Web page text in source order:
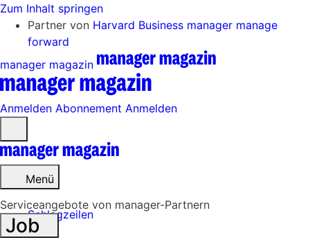
Zum Inhalt springen
Partner von Harvard Business manager manage
forward
manager magazin
Anmelden Abonnement Anmelden
öffnen
Menü
Schlagzeilen
Serviceangebote von manager-Partnern
Job